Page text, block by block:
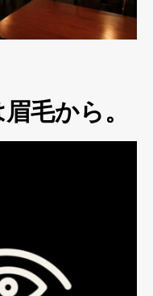
毛から。